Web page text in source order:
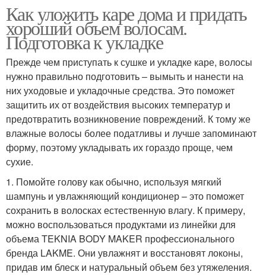
Как уложить каре дома и придать
хороший объем волосам.
Подготовка к укладке
Прежде чем приступать к сушке и укладке каре, волосы
нужно правильно подготовить – вымыть и нанести на
них уходовые и укладочные средства. Это поможет
защитить их от воздействия высоких температур и
предотвратить возникновение повреждений. К тому же
влажные волосы более податливы и лучше запоминают
форму, поэтому укладывать их гораздо проще, чем
сухие.
1. Помойте голову как обычно, используя мягкий
шампунь и увлажняющий кондиционер – это поможет
сохранить в волосках естественную влагу. К примеру,
можно воспользоваться продуктами из линейки для
объема TEKNIA BODY MAKER профессионального
бренда LAKME. Они увлажнят и восстановят локоны,
придав им блеск и натуральный объем без утяжеления.